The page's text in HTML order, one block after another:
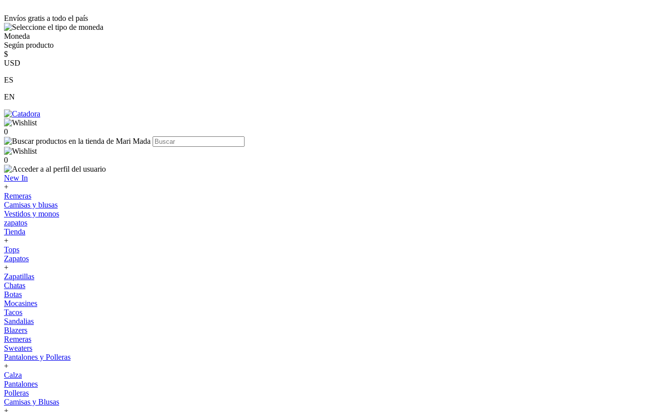
Envíos gratis a todo el país
Moneda
Según producto
$
USD
ES
EN
0
0
New In
+
Remeras
Camisas y blusas
Vestidos y monos
zapatos
Tienda
+
Tops
Zapatos
+
Zapatillas
Chatas
Botas
Mocasines
Tacos
Sandalias
Blazers
Remeras
Sweaters
Pantalones y Polleras
+
Calza
Pantalones
Polleras
Camisas y Blusas